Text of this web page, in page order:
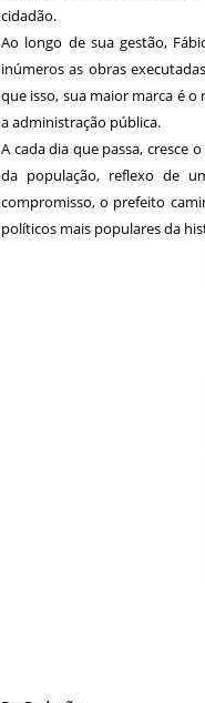
cidadão.
Ao longo de sua gestão,
inúmeros as obras
que isso, sua maior marca é
a administração pública.
A cada dia que passa, cresce
da população, reflexo de
compromisso, o prefeito
políticos mais populares da